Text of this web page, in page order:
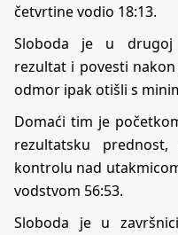
četvrtine vodio 18:13.
Sloboda je u drugoj
rezultat i povesti
odmor ipak otišli s
Domaći tim je
rezultatsku
kontrolu nad
vodstvom 56:53.
Sloboda je u